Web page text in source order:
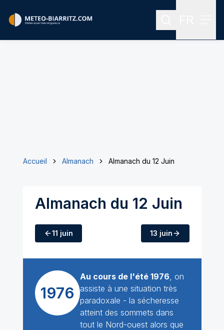
Rechercher
Accueil Almanach Almanach du 12 Juin
Almanach du 12 Juin
11 juin 13 juin
1976
Au cours de l'été 1976, on
assiste à une situation très
paradoxale - la sécheresse
atteint des sommets dans
tout le Nord-ouest alors que